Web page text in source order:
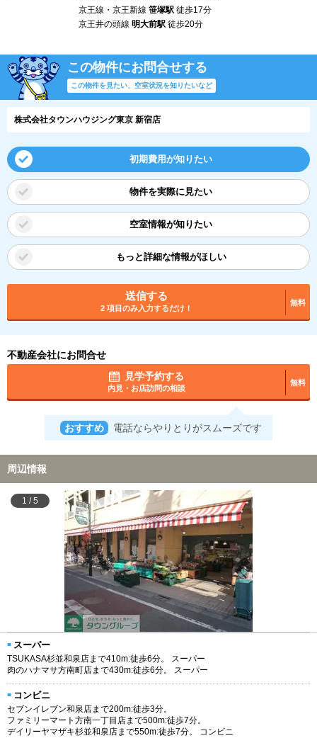
京王線・京王新線 笹塚駅 徒歩17分
京王井の頭線 明大前駅 徒歩20分
この物件にお問合せする
この物件を見たい、空室状況を知りたいなど
株式会社タウンハウジング東京 新宿店
初期費用が知りたい
物件を実際に見たい
空室情報が知りたい
もっと詳細な情報がほしい
送信する
2 項目のみ入力するだけ！
無料
不動産会社にお問合せ
見学予約する
内見・お店訪問の相談
無料
おすすめ 電話ならやりとりがスムーズです
周辺情報
1 /5
スーパー
TSUKASA杉並和泉店まで410m:徒歩6分。 スーパー
肉のハナマサ方南町店まで430m:徒歩6分。 スーパー
コンビニ
セブンイレブン和泉店まで200m:徒歩3分。
ファミリーマート方南一丁目店まで500m:徒歩7分。
デイリーヤマザキ杉並和泉店まで550m:徒歩7分。 コンビニ